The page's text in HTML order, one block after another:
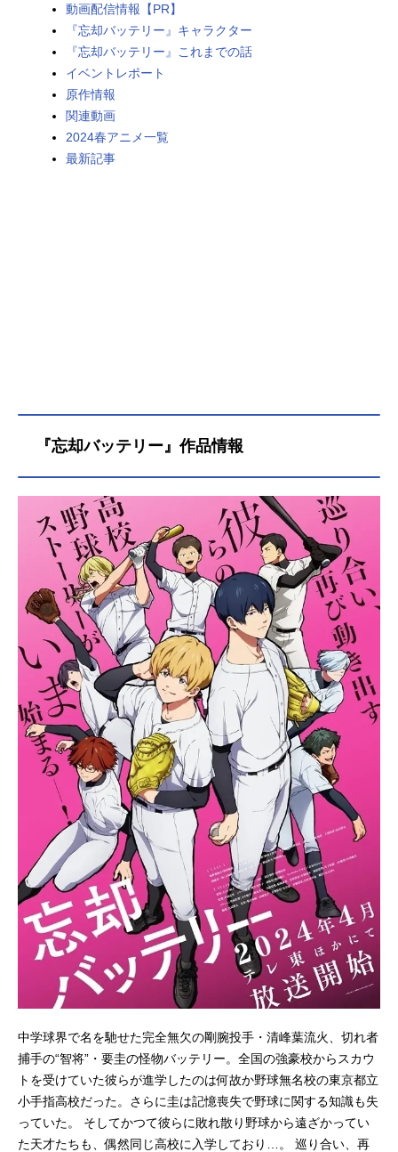
男性声優/女性声優一覧
FOLLOW US
動画配信情報【PR】
『忘却バッテリー』キャラクター
『忘却バッテリー』これまでの話
イベントレポート
原作情報
関連動画
2024春アニメ一覧
最新記事
『忘却バッテリー』作品情報
中学球界で名を馳せた完全無欠の剛腕投手・清峰葉流火、切れ者
捕手の“智将”・要圭の怪物バッテリー。全国の強豪校からスカウ
トを受けていた彼らが進学したのは何故か野球無名校の東京都立
小手指高校だった。さらに圭は記憶喪失で野球に関する知識も失
っていた。 そしてかつて彼らに敗れ散り野球から遠ざかってい
た天才たちも、偶然同じ高校に入学しており…。 巡り合い、再